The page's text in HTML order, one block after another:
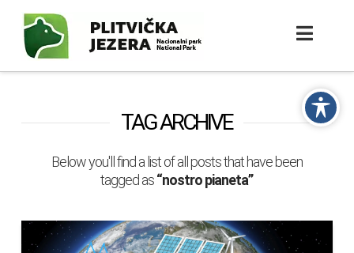
TAG ARCHIVE
Below you'll find a list of all posts that have been
tagged as“nostro pianeta”